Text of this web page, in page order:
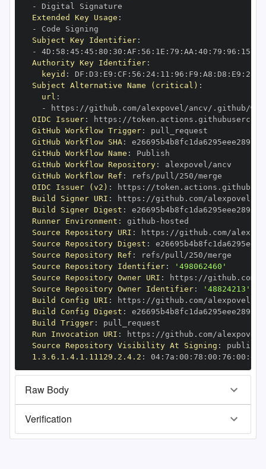
-
Extended Key Usage :
-
Subject Key Identifier:
-
4D : 58 : 45 : 45 : 80 : 30 : AF : 56 : 1E : 79 : AA : 40 : 79 : 96 : 15
Authority Key Identifier:
keyid : DF : D3 : E9 : CF : 56 : 24: 11 : 96 : F9 : A8 : D8 : E9 : 28
Subject Alternative Name (critical) :
url :
-
https :
OIDC Issuer: https :
GitHub Workflow Trigger:
GitHub Workflow SHA:
GitHub Workflow Name :
GitHub Workflow Repository:
GitHub Workflow Ref :
OIDC Issuer (v2) : https :
Build Signer URI : https :
Build Signer Digest :
Runner Environment : github -
Source Repository URI : https :
Source Repository Digest :
Source Repository Ref :
Source Repository Identifier:
'498062460'
Source Repository Owner URI : https :
Source Repository Owner Identifier:
'48824213'
Build Config URI : https :
Build Config Digest :
Build Trigger:
Run Invocation URI : https :
Source Repository Visibility At Signing :
1.3.6.1.4.1.11129.2.4.2 : 04: 7a : 00 : 78 : 00 : 76 : 00 : dd
Raw Body
Verification